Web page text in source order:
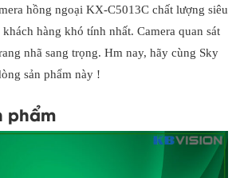
hồng ngoại KX-C5013C chất lượng siêu
hàng khó tính nhất. Camera quan sát
nhã sang trọng. Hm nay, hãy cùng Sky
sản phẩm này !
phẩm